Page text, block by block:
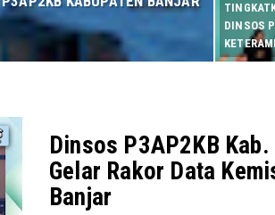
DINSOS
Dinsos P3AP2KB Kab.
Gelar Rakor Data
Banjar